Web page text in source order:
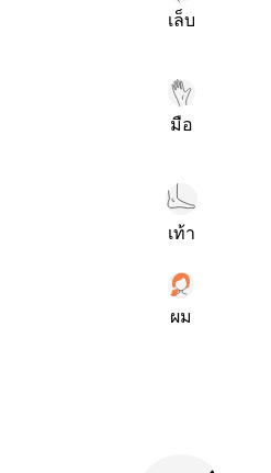
เล็บ
มือ
เท้า
ผม